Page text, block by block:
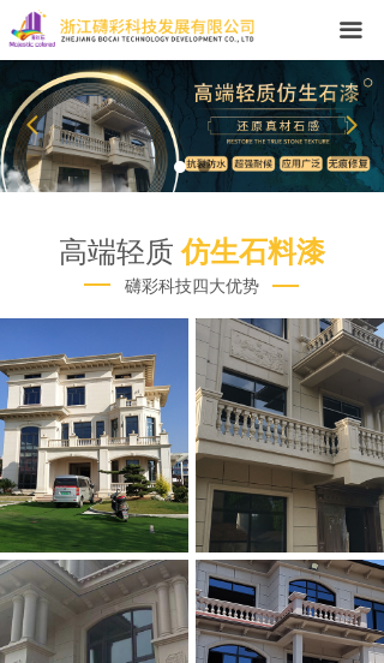
넳 넲
끀
网站首页
关于我们
产品中心
新闻中心
应用案例
联系我们
高端轻质仿生石料漆
礴彩科技四大优势